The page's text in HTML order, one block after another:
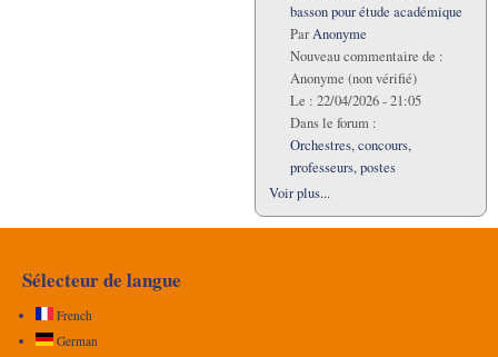
basson pour étude académique
ParAnonyme
Nouveau commentaire de :
Anonyme (non vérifié)
Le : 22/04/2026 - 21:05
Dans le forum :
Orchestres, concours,
professeurs, postes
Voir plus...
Sélecteur de langue
French
German